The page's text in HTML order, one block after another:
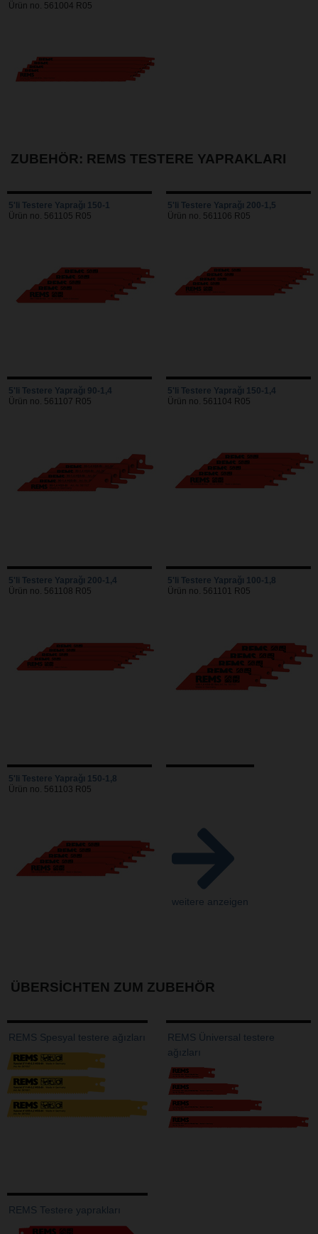
Ürün no. 561004 R05
ZUBEHÖR: REMS TESTERE YAPRAKLARI
5'li Testere Yaprağı 150-1
Ürün no. 561105 R05
5'li Testere Yaprağı 200-1,5
Ürün no. 561106 R05
5'li Testere Yaprağı 90-1,4
Ürün no. 561107 R05
5'li Testere Yaprağı 150-1,4
Ürün no. 561104 R05
5'li Testere Yaprağı 200-1,4
Ürün no. 561108 R05
5'li Testere Yaprağı 100-1,8
Ürün no. 561101 R05
5'li Testere Yaprağı 150-1,8
Ürün no. 561103 R05
weitere anzeigen
ÜBERSICHTEN ZUM ZUBEHÖR
REMS Spesyal testere ağızları
REMS Üniversal testere
ağızları
REMS Testere yaprakları